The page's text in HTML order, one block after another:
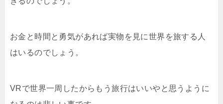
お金と時間と勇気があれば実物を見に世界を旅する人
はいるのでしょう。
VRで世界一周したからもう旅行はいいやと思うように